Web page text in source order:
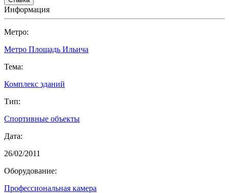
Информация
Метро:
Метро Площадь Ильича
Тема:
Комплекс зданий
Тип:
Спортивные объекты
Дата:
26/02/2011
Оборудование:
Профессиональная камера